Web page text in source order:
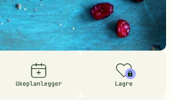
Ukeplanlegger Lagre